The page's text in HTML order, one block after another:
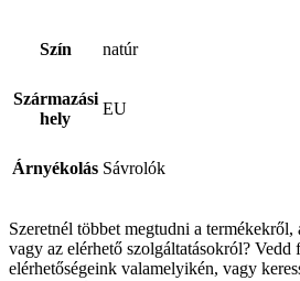
Szín natúr
Származási
hely
EU
Árnyékolás Sávrolók
Szeretnél többet megtudni a termékekről,
vagy az elérhető szolgáltatásokról?
elérhetőségeink valamelyikén, vagy